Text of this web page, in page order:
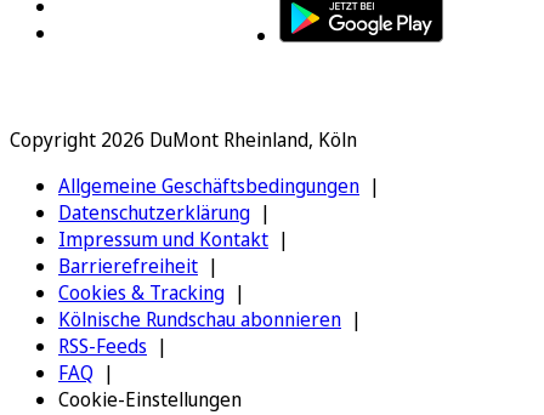
Copyright 2026 DuMont Rheinland, Köln
Allgemeine Geschäftsbedingungen
Datenschutzerklärung
Impressum und Kontakt
Barrierefreiheit
Cookies & Tracking
Kölnische Rundschau abonnieren
RSS-Feeds
FAQ
Cookie-Einstellungen